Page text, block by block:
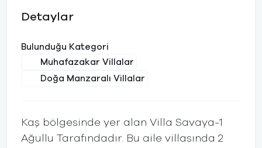
Detaylar
Bulunduğu Kategori
Muhafazakar Villalar
Doğa Manzaralı Villalar
Kaş bölgesinde yer alan Villa Savaya-1
Ağullu Tarafındadır. Bu aile villasında 2